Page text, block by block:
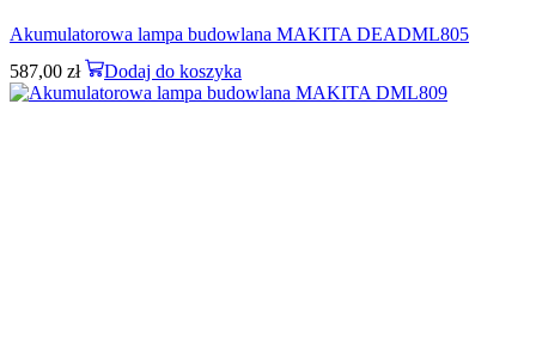
Akumulatorowa lampa budowlana MAKITA DEADML805
587,00 zł Dodaj do koszyka